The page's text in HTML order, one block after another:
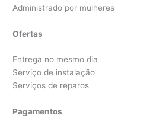
Administrado por mulheres
Ofertas
Entrega no mesmo dia
Serviço de instalação
Serviços de reparos
Pagamentos